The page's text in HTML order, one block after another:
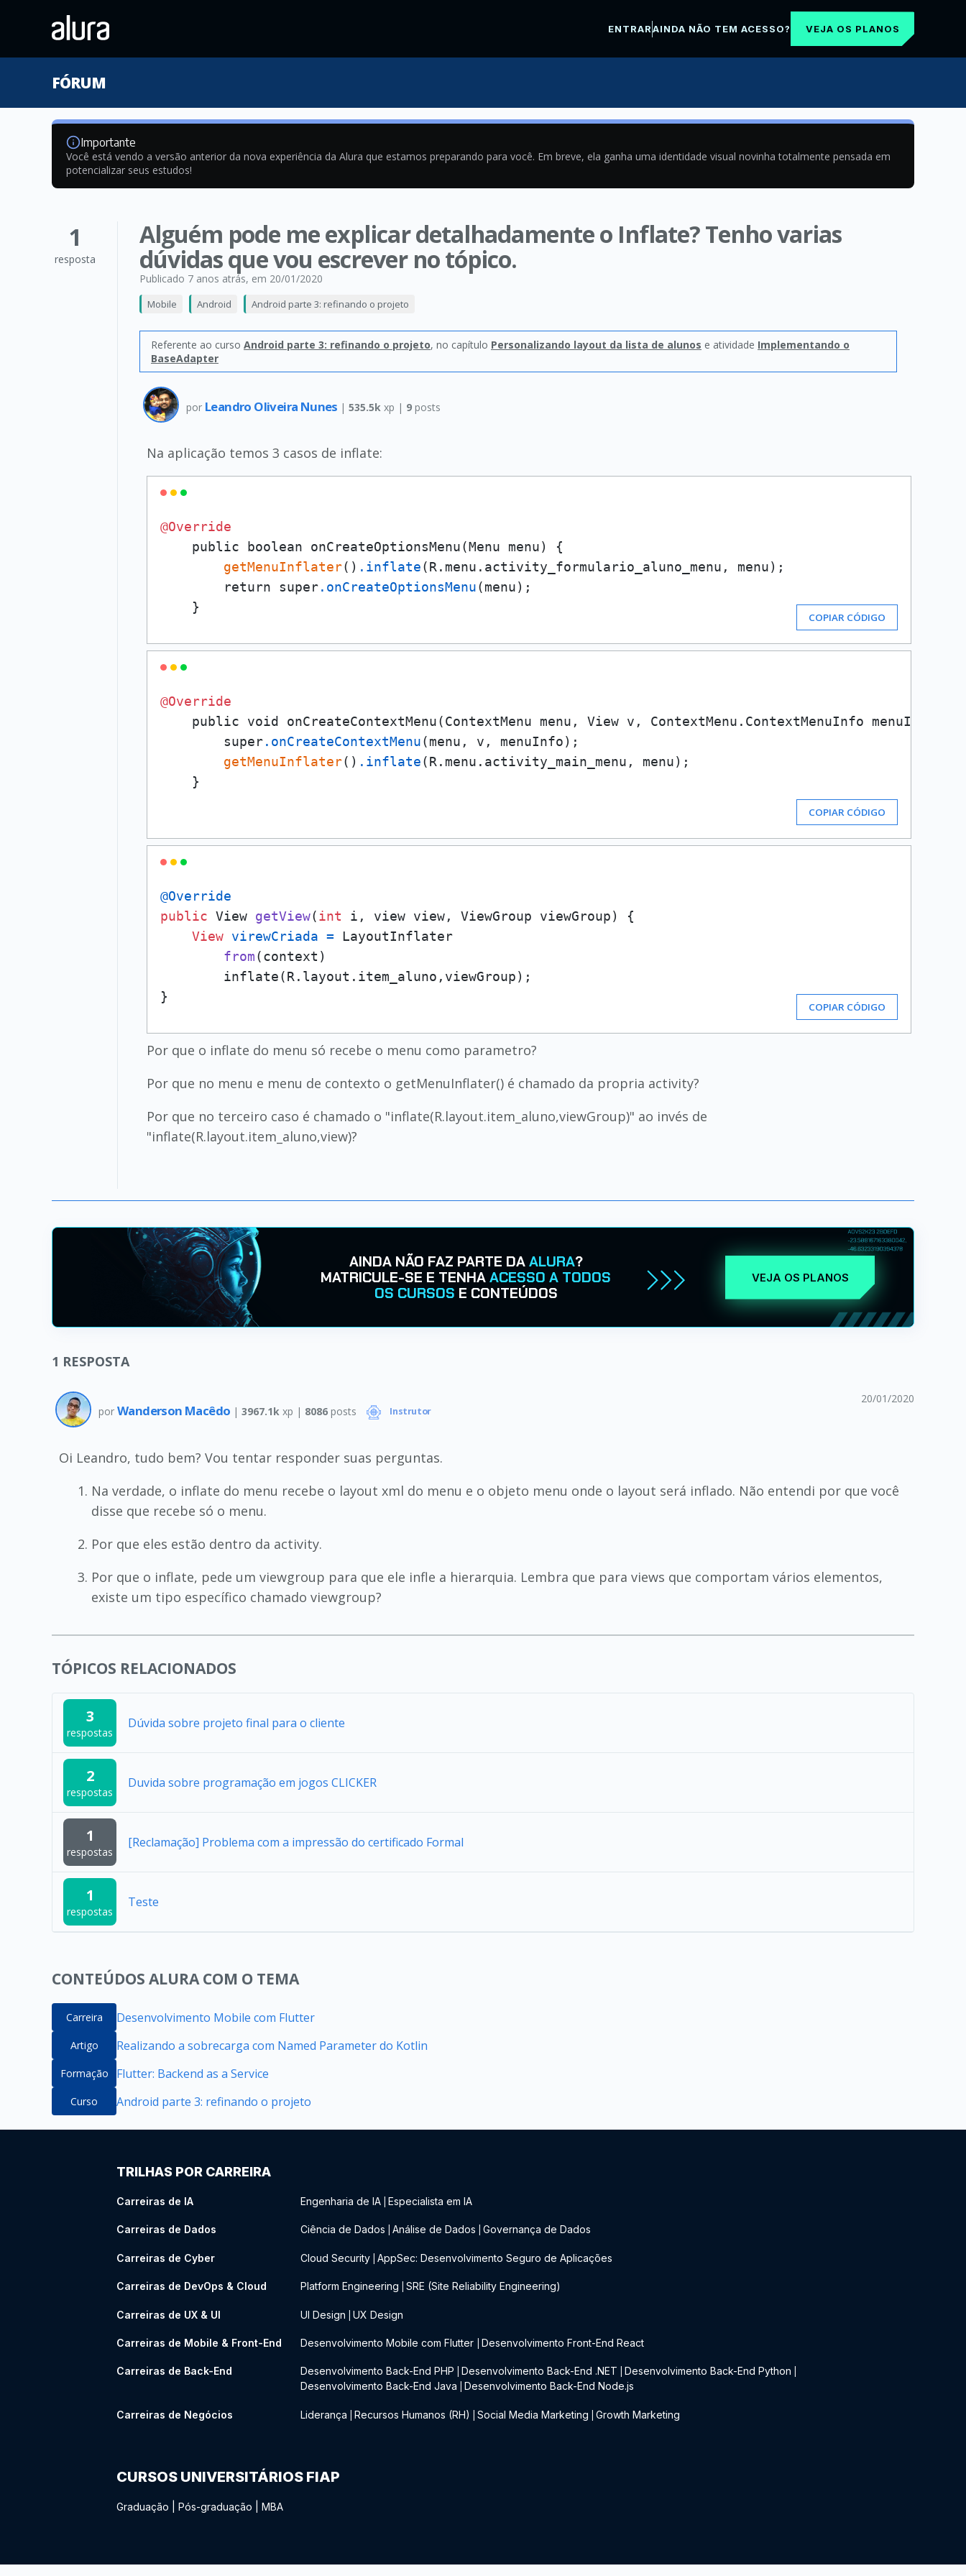
ENTRARAINDA NÃO TEM ACESSO? VEJA OS PLANOS
FÓRUM
Importante
Você está vendo a versão anterior da nova experiência da Alura que estamos preparando para você. Em breve, ela ganha uma identidade visual novinha totalmente pensada em
potencializar seus estudos!
1
resposta
Alguém pode me explicar detalhadamente o Inflate? Tenho varias
dúvidas que vou escrever no tópico.
Publicado 7 anos atrás, em 20/01/2020
Mobile Android Android parte 3: refinando o projeto
Referente ao curso Android parte 3: refinando o projeto, no capítulo Personalizando layout da lista de alunos e atividade Implementando o
BaseAdapter
por Leandro Oliveira Nunes |535.5k xp | 9 posts
Na aplicação temos 3 casos de inflate:
@Override
    public boolean onCreateOptionsMenu(Menu menu) {
getMenuInflater() .inflate(R.menu.activity_formulario_aluno_menu, menu);
        return super
.onCreateOptionsMenu(menu);
    }
COPIAR CÓDIGO
@Override
    public void onCreateContextMenu(ContextMenu menu, View v, ContextMenu.ContextMenuInfo menuInfo) {
        super
.onCreateContextMenu(menu, v, menuInfo);
getMenuInflater() .inflate(R.menu.activity_main_menu, menu);
COPIAR CÓDIGO
@Override
public View getView(int i, view view, ViewGroup viewGroup)
{
View virewCriada = LayoutInflater
from(context)
        inflate(R.layout.item_aluno,viewGroup);
}
COPIAR CÓDIGO
Por que o inflate do menu só recebe o menu como parametro?
Por que no menu e menu de contexto o getMenuInflater() é chamado da propria activity?
Por que no terceiro caso é chamado o "inflate(R.layout.item_aluno,viewGroup)" ao invés de
"inflate(R.layout.item_aluno,view)?
AINDA NÃO FAZ PARTE DAALURA?
MATRICULE-SE E TENHAACESSO A TODOS
OS CURSOS E CONTEÚDOS
VEJA OS PLANOS
1 RESPOSTA
por Wanderson Macêdo | 3967.1k xp | 8086posts Instrutor
20/01/2020
Oi Leandro, tudo bem? Vou tentar responder suas perguntas.
Na verdade, o inflate do menu recebe o layout xml do menu e o objeto menu onde o layout será inflado. Não entendi por que você
disse que recebe só o menu.
Por que eles estão dentro da activity.
Por que o inflate, pede um viewgroup para que ele infle a hierarquia. Lembra que para views que comportam vários elementos,
existe um tipo específico chamado viewgroup?
TÓPICOS RELACIONADOS
3
respostas
Dúvida sobre projeto final para o cliente
2
respostas
Duvida sobre programação em jogos CLICKER
1
respostas
[Reclamação] Problema com a impressão do certificado Formal
1
respostas
Teste
CONTEÚDOS ALURA COM O TEMA
Carreira Desenvolvimento Mobile com Flutter
Artigo Realizando a sobrecarga com Named Parameter do Kotlin
Formação Flutter: Backend as a Service
Curso Android parte 3: refinando o projeto
TRILHAS POR CARREIRA
Carreiras de IA Engenharia de IA Especialista em IA
Carreiras de Dados Ciência de Dados Análise de Dados Governança de Dados
Carreiras de Cyber Cloud Security AppSec: Desenvolvimento Seguro de Aplicações
Carreiras de DevOps & Cloud Platform Engineering SRE (Site Reliability Engineering)
Carreiras de UX & UI UI Design UX Design
Carreiras de Mobile & Front-End Desenvolvimento Mobile com Flutter Desenvolvimento Front-End React
Carreiras de Back-End Desenvolvimento Back-End PHP Desenvolvimento Back-End .NET Desenvolvimento Back-End Python
Desenvolvimento Back-End Java Desenvolvimento Back-End Node.js
Carreiras de Negócios Liderança Recursos Humanos (RH) Social Media Marketing Growth Marketing
CURSOS UNIVERSITÁRIOS FIAP
Graduação Pós-graduação MBA